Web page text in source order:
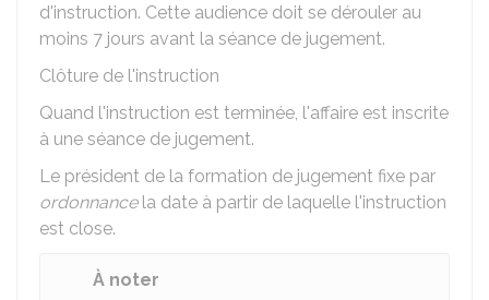
d'instruction. Cette audience doit se dérouler au
moins 7 jours avant la séance de jugement.
Clôture de l'instruction
Quand l'instruction est terminée, l'affaire est inscrite
à une séance de jugement.
Le président de la formation de jugement fixe par
ordonnancela date à partir de laquelle l'instruction
est close.
À noter